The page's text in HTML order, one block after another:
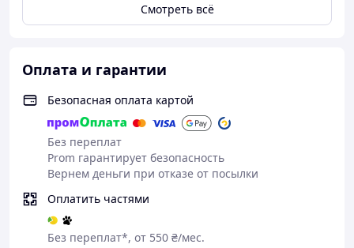
Смотреть всё
Оплата и гарантии
Безопасная оплата картой
Без переплат
Prom гарантирует безопасность
Вернем деньги при отказе от посылки
Оплатить частями
Без переплат*, от 550 ₴/мес.